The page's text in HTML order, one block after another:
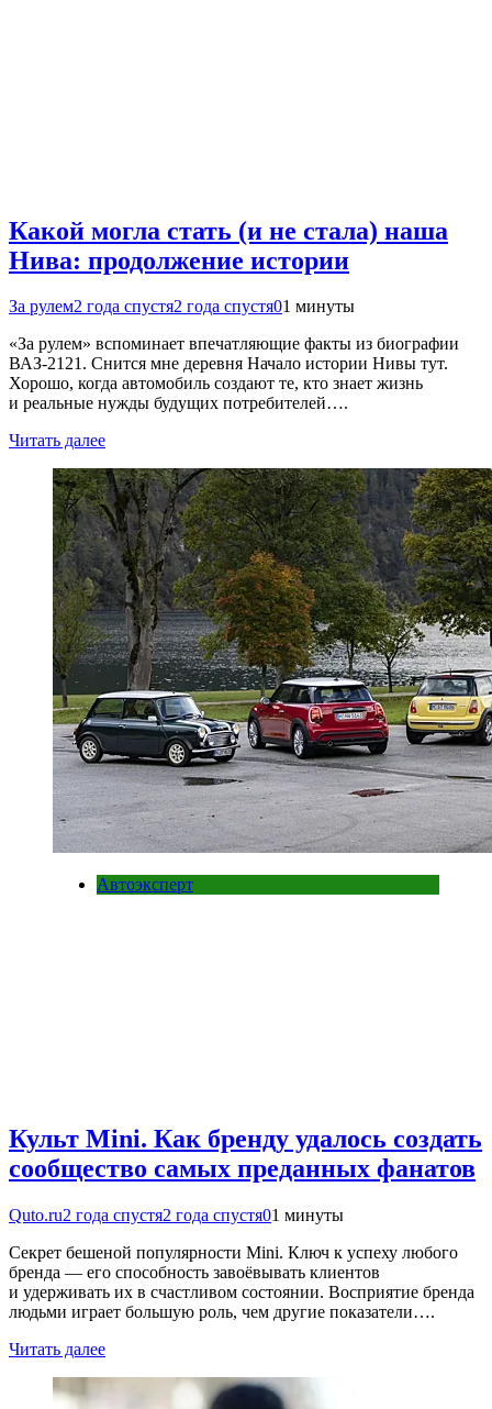
Какой могла стать (и не стала) наша
Нива: продолжение истории
За рулем2 года спустя2 года спустя01 минуты
«За рулем» вспоминает впечатляющие факты из биографии
ВАЗ-2121. Снится мне деревня Начало истории Нивы тут.
Хорошо, когда автомобиль создают те, кто знает жизнь
и реальные нужды будущих потребителей….
Читать далее
Автоэксперт
Культ Mini. Как бренду удалось создать
сообщество самых преданных фанатов
Quto.ru2 года спустя2 года спустя01 минуты
Секрет бешеной популярности Mini. Ключ к успеху любого
бренда — его способность завоёвывать клиентов
и удерживать их в счастливом состоянии. Восприятие бренда
людьми играет большую роль, чем другие показатели….
Читать далее